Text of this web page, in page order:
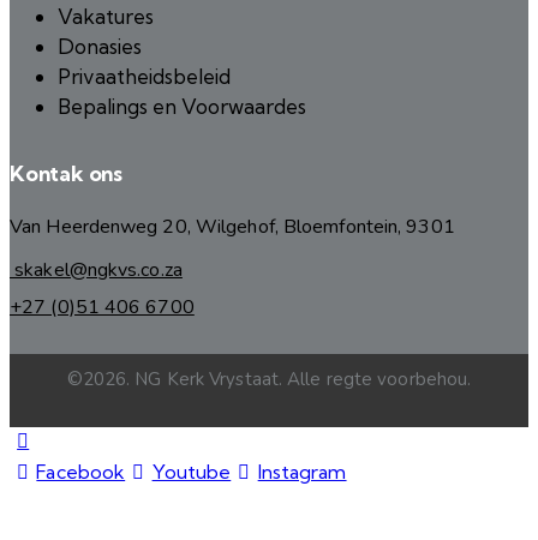
Vakatures
Donasies
Privaatheidsbeleid
Bepalings en Voorwaardes
Kontak ons
Van Heerdenweg 20, Wilgehof, Bloemfontein, 9301
skakel@ngkvs.co.za
+27 (0)51 406 6700
©2026. NG Kerk Vrystaat. Alle regte voorbehou.
Facebook Youtube Instagram